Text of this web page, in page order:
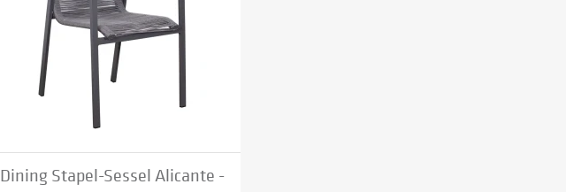
Dining Stapel-Sessel Alicante -